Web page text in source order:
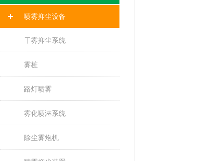
喷雾抑尘设备
干雾抑尘系统
雾桩
路灯喷雾
雾化喷淋系统
除尘雾炮机